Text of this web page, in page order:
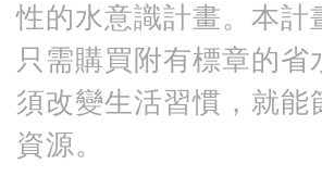
性的水意識計畫。本計
只需購買附有標章的省
須改變生活習慣，就能
資源。